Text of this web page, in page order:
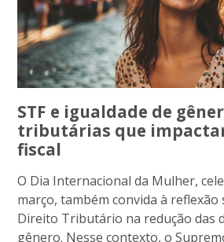
STF e igualdade de
tributárias que
fiscal
O Dia Internacional da Mulher,
março, também convida à
Direito Tributário na redução das
gênero. Nesse contexto, o